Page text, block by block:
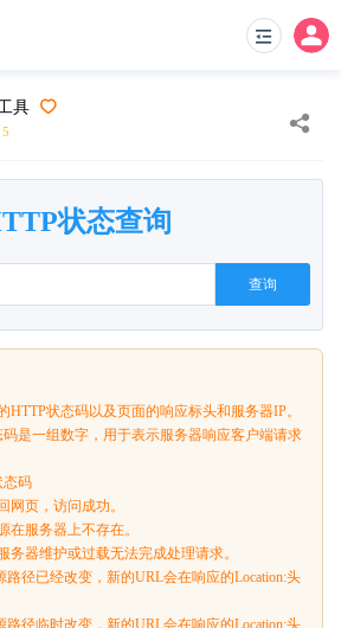
具
5
状态查询
查询
HTTP状态码以及页面的响应标头和服务器IP。
是一组数字，用于表示服务器响应客户端请求
态码
网页，访问成功。
在服务器上不存在。
务器维护或过载无法完成处理请求。
路径已经改变，新的URL会在响应的Location:头
路径临时改变，新的URL会在响应的Location:头